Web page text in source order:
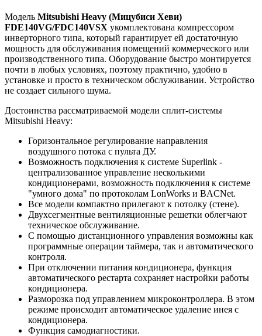
Модель Mitsubishi Heavy (Мицубиси Хеви)
FDE140VG/FDC140VSX укомплектована компрессором
инверторного типа, который гарантирует ей достаточную
мощность для обслуживания помещений коммерческого или
производственного типа. Оборудование быстро монтируется
почти в любых условиях, поэтому практично, удобно в
установке и просто в техническом обслуживании. Устройство
не создает сильного шума.
Достоинства рассматриваемой модели сплит-системы
Mitsubishi Heavy:
Горизонтальное регулирование направления
воздушного потока с пульта ДУ.
Возможность подключения к системе Superlink -
централизованное управление несколькими
кондиционерами, возможность подключения к системе
"умного дома" по протоколам LonWorks и BACNet.
Все модели компактно прилегают к потолку (стене).
Двухсегментные вентиляционные решетки облегчают
техническое обслуживание.
С помощью дистанционного управления возможны как
программные операции таймера, так и автоматического
контроля.
При отключении питания кондиционера, функция
автоматического рестарта сохраняет настройки работы
кондиционера.
Разморозка под управлением микроконтроллера. В этом
режиме происходит автоматическое удаление инея с
кондиционера.
Функция самодиагностики.